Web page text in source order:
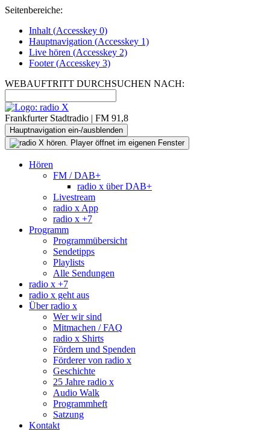
Seitenbereiche:
Inhalt (Accesskey 0)
Hauptnavigation (Accesskey 1)
Live hören (Accesskey 2)
Footer(Accesskey 3)
WEBAUFTRITT DURCHSUCHEN NACH:
Frankfurter Stadtradio | FM 91,8
Hauptnavigation ein-/ausblenden
Hören
FM / DAB+
radio x über DAB+
Livestream
radio x App
radio x +7
Programm
Programmübersicht
Sendetipps
Playlists
Alle Sendungen
radio x +7
radio x geht aus
Über radio x
Wer wir sind
Mitmachen / FAQ
radio x Shirts
Fördern und Spenden
Förderer von radio x
Geschichte
25 Jahre radio x
Audio Walk
Programmheft
Satzung
Kontakt